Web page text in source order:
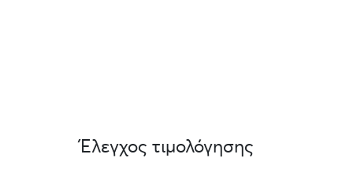
Έλεγχος τιμολόγησης